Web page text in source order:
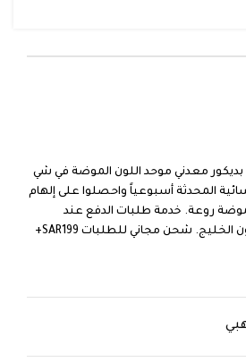
معدني موحد اللون الموضة في شي
المحدثة أسبوعياً واحصلوا على إلهام
روعة. خدمة طلبات الدفع عند
الاستلام لدول مجلس التعاون الخليج. شحن مجاني للطلبات SAR199+